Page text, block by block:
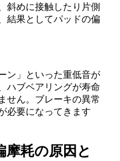
斜めに接触したり片側
結果としてパッドの偏
ン」といった重低音が
ハブベアリングが寿命
せん。ブレーキの異常
必要になってきます
耗の原因と